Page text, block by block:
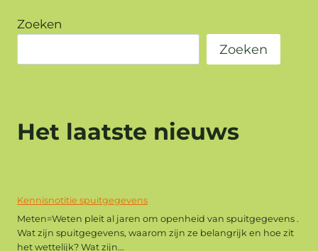
Zoeken
Zoeken
Het laatste nieuws
Kennisnotitie spuitgegevens
Meten=Weten pleit al jaren om openheid van spuitgegevens .
Wat zijn spuitgegevens, waarom zijn ze belangrijk en hoe zit
het wettelijk? Wat zijn...